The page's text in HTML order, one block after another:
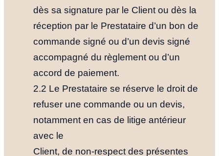
dès sa signature par le Client ou dès la
réception par le Prestataire d’un bon de
commande signé ou d’un devis signé
accompagné du règlement ou d’un
accord de paiement.
2.2 Le Prestataire se réserve le droit de
refuser une commande ou un devis,
notamment en cas de litige antérieur
avec le
Client, de non-respect des présentes